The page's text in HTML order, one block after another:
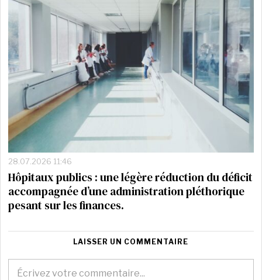
28.07.2026 11:46
Hôpitaux publics : une légère réduction du déficit
accompagnée d’une administration pléthorique
pesant sur les finances.
LAISSER UN COMMENTAIRE